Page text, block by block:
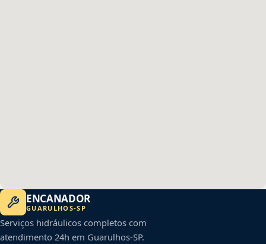
ENCANADOR
GUARULHOS-SP
Serviços hidráulicos completos com
atendimento 24h em Guarulhos-SP.